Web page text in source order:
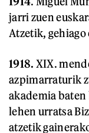
jarri zuen
Atzetik, gehiago
1918. XIX.
azpimarraturik
akademia baten
lehen urratsa
atzetik